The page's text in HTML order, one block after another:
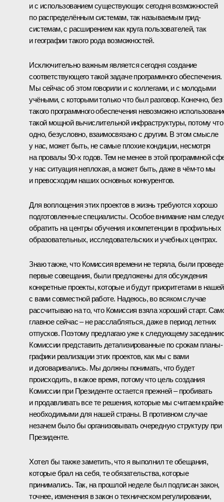
и с использованием существующих сегодня возможностей
по распределённым системам, так называемым грид-
системам, с расширением как круга пользователей, так
и географии такого рода возможностей.
Исключительно важным является сегодня создание
соответствующего такой задаче программного обеспечения.
Мы сейчас об этом говорили и с коллегами, и с молодыми
учёными, с которыми только что был разговор. Конечно, без
такого программного обеспечения невозможно
такой мощной вычислительной инфраструктуры, потому что
одно, безусловно, взаимосвязано с другим. В этом смысле
у нас, может быть, не самые плохие кондиции, несмотря
на провалы 90-х годов. Тем не менее в этой программной
у нас ситуация неплохая, а может быть, даже в чём‑то мы
и превосходим наших основных конкурентов.
Для воплощения этих проектов в жизнь требуются хорошо
подготовленные специалисты. Особое внимание нам
обратить на центры обучения и компетенции в профильных
образовательных, исследовательских и учебных центрах.
Знаю также, что Комиссия времени не теряла, были
первые совещания, были предложены для обсуждения
конкретные проекты, которые и будут приоритетами в нашей
с вами совместной работе. Надеюсь, во всяком случае
рассчитываю на то, что Комиссия взяла хороший старт.
главное сейчас – не расслабляться, даже в период летних
отпусков. Поэтому предлагаю уже к следующему заседанию
Комиссии представить детализированные по срокам планы-
графики реализации этих проектов, как мы с вами
и договаривались. Мы должны понимать, что будет
происходить, в какое время, потому что цель создания
Комиссии при Президенте остается прежней – пробивать
и продавливать все те решения, которые мы считаем крайне
необходимыми для нашей страны. В противном случае
незачем было бы организовывать очередную структуру при
Президенте.
Хотел бы также заметить, что я выполнил те обещания,
которые брал на себя, те обязательства, которые
принимались. Так, на прошлой неделе был подписан закон,
точнее, изменения в закон о техническом регулировании,